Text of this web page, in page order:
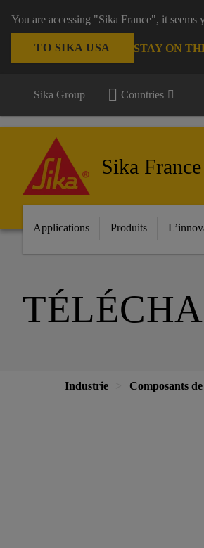
You are accessing "Sika France", it
TO SIKA USA STAY ON
Sika Group Countries
Sika France
Applications Produits
Industrie Composants